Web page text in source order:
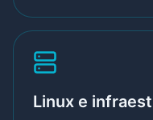
Linux e